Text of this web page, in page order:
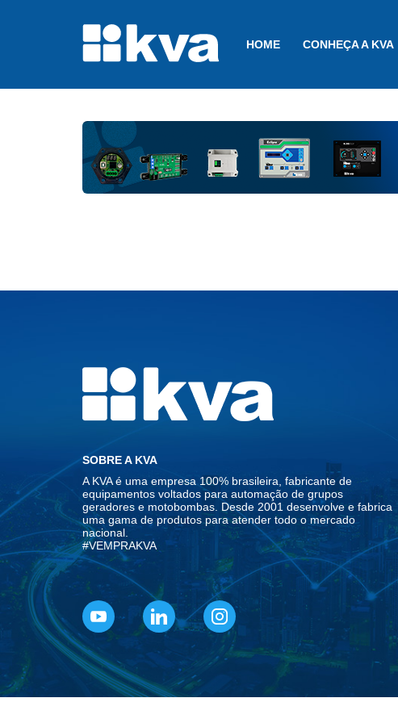
HOME CONHEÇA A KVA
SOBRE A KVA
A KVA é uma empresa 100% brasileira, fabricante de
equipamentos voltados para automação de grupos
geradores e motobombas. Desde 2001 desenvolve e fabrica
uma gama de produtos para atender todo o mercado
nacional.
#VEMPRAKVA